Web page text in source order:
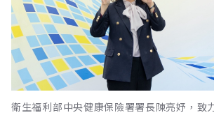
衛生福利部中央健康保險署署長陳亮妤，致